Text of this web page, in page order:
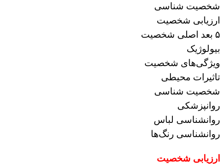
شخصیت شناسی
ارزیابی شخصیت
۵ بعد اصلی شخصیت
بیولوژیک
ویژگی‌های شخصیت
تاثیرات محیطی
شخصیت شناسی
روانپزشکی
روانشناسی لباس
روانشناسی رنگ‌ها
ارزیابی شخصیت